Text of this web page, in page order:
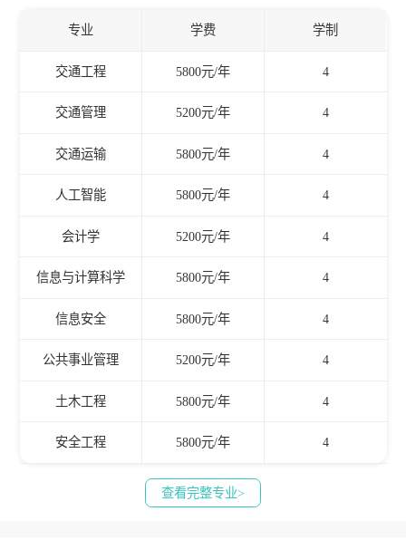
专业 学费 学制
交通工程 5800元/年 4
交通管理 5200元/年 4
交通运输 5800元/年 4
人工智能 5800元/年 4
会计学 5200元/年 4
信息与计算科学 5800元/年 4
信息安全 5800元/年 4
公共事业管理 5200元/年 4
土木工程 5800元/年 4
安全工程 5800元/年 4
查看完整专业>